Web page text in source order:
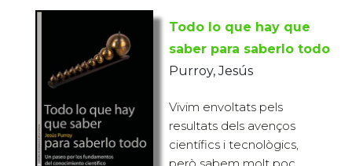
Todo lo que hay que
saber para saberlo todo
Purroy, Jesús
Vivim envoltats pels
resultats dels avenços
científics i tecnològics,